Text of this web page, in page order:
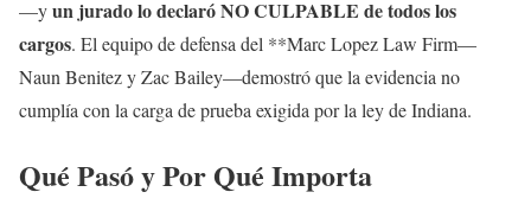
—yun jurado lo declaró NO CULPABLE de todos los
cargos. El equipo de defensa del **Marc Lopez Law Firm—
Naun Benitez y Zac Bailey—demostró que la evidencia no
cumplía con la carga de prueba exigida por la ley de Indiana.
Qué Pasó y Por Qué Importa